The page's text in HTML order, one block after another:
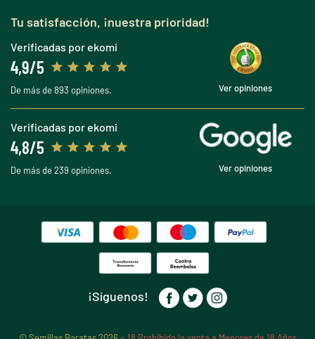
Tu satisfacción, ¡nuestra prioridad!
Verificadas por ekomi
4,9/5
De más de 893 opiniones. Ver opiniones
Verificadas por ekomi
4,8/5
De más de 239 opiniones. Ver opiniones
¡Síguenos!